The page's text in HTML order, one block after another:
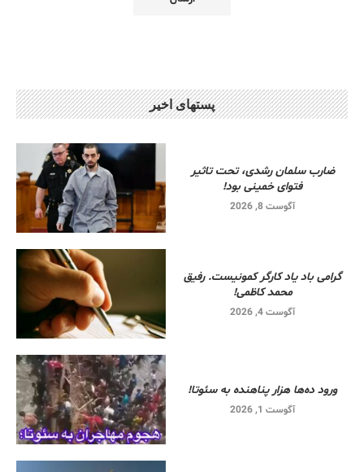
پستهای اخیر
ضارب سلمان رشدی، تحت تاثیر
فتوای خمینی بود!
آگوست 8, 2026
گرامی باد یاد کارگر کمونیست. رفیق
محمد کاظمی!
آگوست 4, 2026
ورود ده‌ها هزار پناهنده به سئوتا!
آگوست 1, 2026